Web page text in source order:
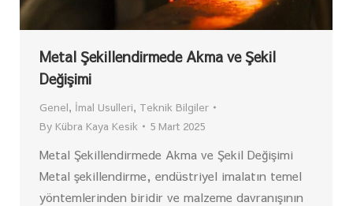
Metal Şekillendirmede Akma ve Şekil
Değişimi
Genel, İmal Usulleri, Teknik Bilgiler
By Kübra Kaya Kesik 5 Mart 2025
Metal Şekillendirmede Akma ve Şekil Değişimi
Metal şekillendirme, endüstriyel imalatın temel
yöntemlerinden biridir ve malzeme davranışının